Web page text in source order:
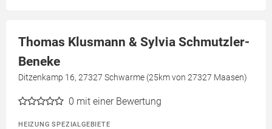
Thomas Klusmann & Sylvia Schmutzler-
Beneke
Ditzenkamp 16, 27327 Schwarme (25km von 27327 Maasen)
0 mit einer Bewertung
HEIZUNG SPEZIALGEBIETE